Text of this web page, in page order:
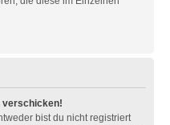
verschicken!
bist du nicht registriert